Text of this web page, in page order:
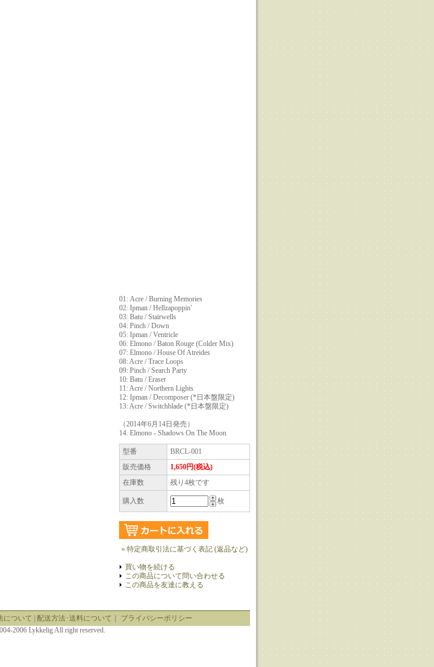
01: Acre / Burning Memories
02: Ipman / Hellzapoppin'
03: Batu / Stairwells
04: Pinch / Down
05: Ipman / Ventricle
06: Elmono / Baton Rouge (Colder Mix)
07: Elmono / House Of Atreides
08: Acre / Trace Loops
09: Pinch / Search Party
10: Batu / Eraser
11: Acre / Northern Lights
12: Ipman / Decomposer (*日本盤限定)
13: Acre / Switchblade (*日本盤限定)
（2014年6月14日発売）
14. Elmono - Shadows On The Moon
型番
BRCL-001
販売価格
1,650円(税込)
在庫数
残り4枚です
購入数 枚
» 特定商取引法に基づく表記 (返品など)
買い物を続ける
この商品について問い合わせる
この商品を友達に教える
について 配送方法･送料について
プライバシーポリシー
2006 Lykkelig All right reserved.